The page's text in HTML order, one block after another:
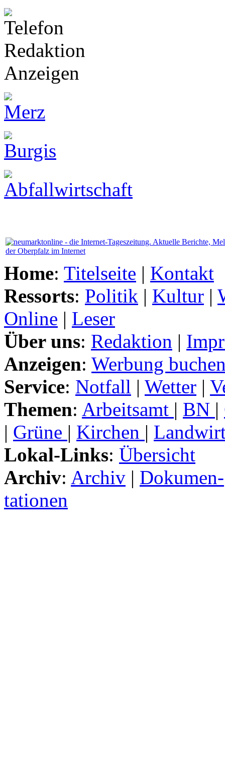
Anzeigen
Home: Titelseite | Kontakt
Ressorts: Politik | Kultur |
Online | Leser
Über uns: Redaktion |
Anzeigen: Werbung
Service: Notfall | Wetter |
Themen: Arbeitsamt | BN |
| Grüne | Kirchen |
Lokal-Links: Übersicht
Archiv: Archiv | Dokumen-
tationen